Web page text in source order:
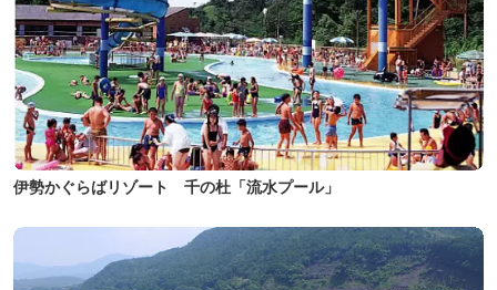
伊勢かぐらばリゾート 千の杜「流水プール」